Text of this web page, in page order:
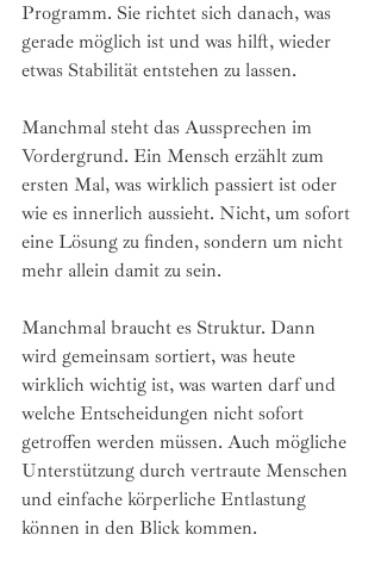
Programm. Sie richtet sich danach, was
gerade möglich ist und was hilft, wieder
etwas Stabilität entstehen zu lassen.
Manchmal steht das Aussprechen im
Vordergrund. Ein Mensch erzählt zum
ersten Mal, was wirklich passiert ist oder
wie es innerlich aussieht. Nicht, um sofort
eine Lösung zu finden, sondern um nicht
mehr allein damit zu sein.
Manchmal braucht es Struktur. Dann
wird gemeinsam sortiert, was heute
wirklich wichtig ist, was warten darf und
welche Entscheidungen nicht sofort
getroffen werden müssen. Auch mögliche
Unterstützung durch vertraute Menschen
und einfache körperliche Entlastung
können in den Blick kommen.